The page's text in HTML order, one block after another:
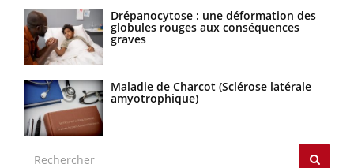
Drépanocytose : une déformation des
globules rouges aux conséquences
graves
Maladie de Charcot (Sclérose latérale
amyotrophique)